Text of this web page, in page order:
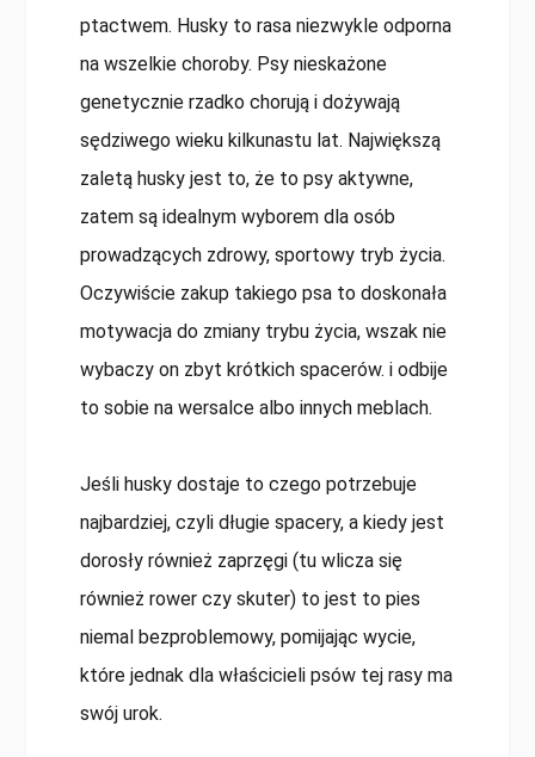
ptactwem. Husky to rasa niezwykle odporna
na wszelkie choroby. Psy nieskażone
genetycznie rzadko chorują i dożywają
sędziwego wieku kilkunastu lat. Największą
zaletą husky jest to, że to psy aktywne,
zatem są idealnym wyborem dla osób
prowadzących zdrowy, sportowy tryb życia.
Oczywiście zakup takiego psa to doskonała
motywacja do zmiany trybu życia, wszak nie
wybaczy on zbyt krótkich spacerów. i odbije
to sobie na wersalce albo innych meblach.
Jeśli husky dostaje to czego potrzebuje
najbardziej, czyli długie spacery, a kiedy jest
dorosły również zaprzęgi (tu wlicza się
również rower czy skuter) to jest to pies
niemal bezproblemowy, pomijając wycie,
które jednak dla właścicieli psów tej rasy ma
swój urok.